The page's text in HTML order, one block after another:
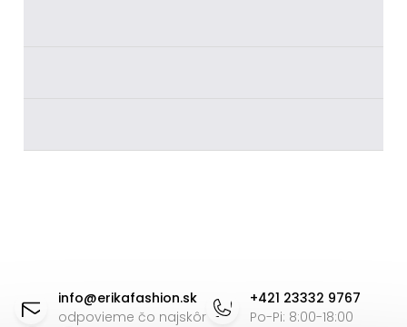
info@erikafashion.sk
odpovieme čo najskôr
+421 23332 9767
Po-Pi: 8:00-18:00